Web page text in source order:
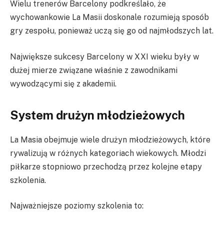
Wielu trenerów Barcelony podkreślało, że
wychowankowie La Masii doskonale rozumieją sposób
gry zespołu, ponieważ uczą się go od najmłodszych lat.
Największe sukcesy Barcelony w XXI wieku były w
dużej mierze związane właśnie z zawodnikami
wywodzącymi się z akademii.
System drużyn młodzieżowych
La Masia obejmuje wiele drużyn młodzieżowych, które
rywalizują w różnych kategoriach wiekowych. Młodzi
piłkarze stopniowo przechodzą przez kolejne etapy
szkolenia.
Najważniejsze poziomy szkolenia to: